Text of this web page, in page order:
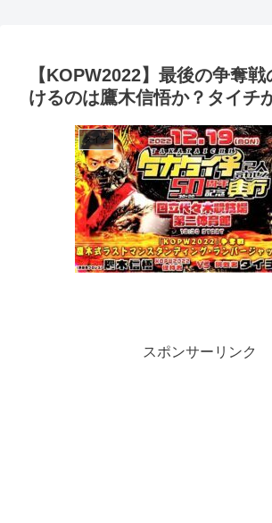
【KOPW2022】最後の争奪
けるのは鷹木信悟か？タイチ
タイチ
スポンサーリンク